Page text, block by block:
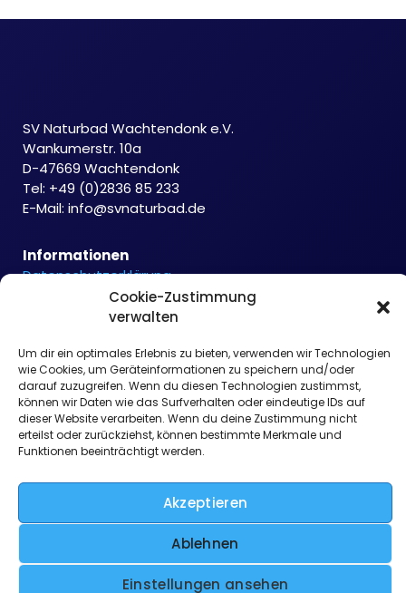
Cookie-Zustimmung
verwalten
Um dir ein optimales Erlebnis zu bieten, verwenden wir Technologien
wie Cookies, um Geräteinformationen zu speichern und/oder
darauf zuzugreifen. Wenn du diesen Technologien zustimmst,
können wir Daten wie das Surfverhalten oder eindeutige IDs auf
dieser Website verarbeiten. Wenn du deine Zustimmung nicht
erteilst oder zurückziehst, können bestimmte Merkmale und
Funktionen beeinträchtigt werden.
Akzeptieren
Ablehnen
Einstellungen ansehen
SV Naturbad Wachtendonk e.V.
Wankumerstr. 10a
D-47669 Wachtendonk
Tel: +49 (0)2836 85 233
E-Mail: info@svnaturbad.de
Informationen
Datenschutzerklärung
Cookie-Richtlinie
Haftungsausschluss
Copyright © 2026 SV Naturbad Wachtendonk e.V.